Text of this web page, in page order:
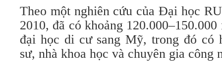
Theo một nghiên cứu của Đại học
2010, đã có khoảng
đại học di cư sang Mỹ, trong đó có
sư, nhà khoa học và chuyên gia công